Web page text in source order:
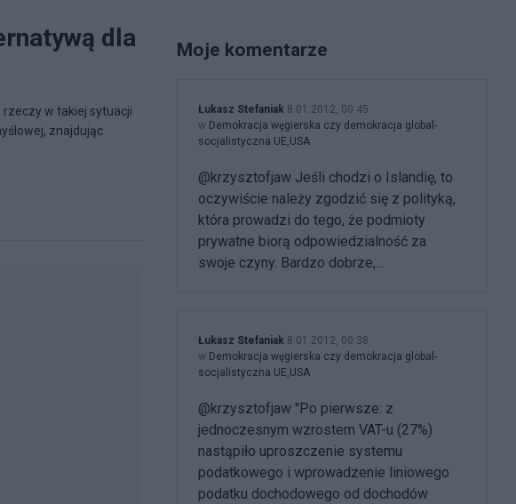
dla
w takiej sytuacji
znajdując
Moje komentarze
Łukasz Stefaniak 8.01.2012, 00:45
w Demokracja węgierska czy demokracja global-
socjalistyczna UE,USA
@krzysztofjaw Jeśli chodzi o Islandię, to
oczywiście należy zgodzić się z polityką,
która prowadzi do tego, że podmioty
prywatne biorą odpowiedzialność za
swoje czyny. Bardzo dobrze,...
Łukasz Stefaniak 8.01.2012, 00:38
w Demokracja węgierska czy demokracja global-
socjalistyczna UE,USA
@krzysztofjaw "Po pierwsze: z
jednoczesnym wzrostem VAT-u (27%)
nastąpiło uproszczenie systemu
podatkowego i wprowadzenie liniowego
podatku dochodowego od dochodów